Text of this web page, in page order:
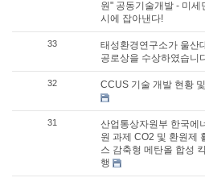
원" 공동기술개발 - 미세
시에 잡아낸다!
33
태성환경연구소가 울산
공로상을 수상하였습니
32 CCUS 기술 개발 현황
31
산업통상자원부 한국에
원 과제 CO2 및 환원제
스 감축형 메탄올 합성
행